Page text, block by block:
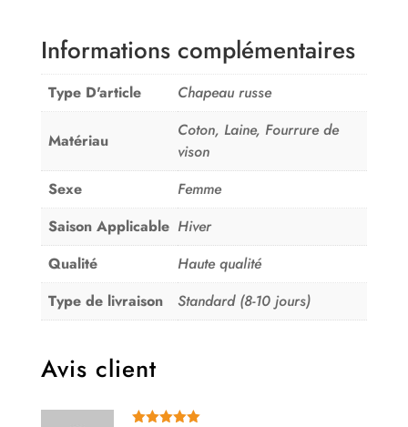
Informations complémentaires
Type D'article Chapeau russe
Matériau
Coton, Laine, Fourrure de
vison
Sexe
Femme
Saison Applicable Hiver
Qualité
Haute qualité
Type de livraison
Standard (8-10 jours)
Avis client